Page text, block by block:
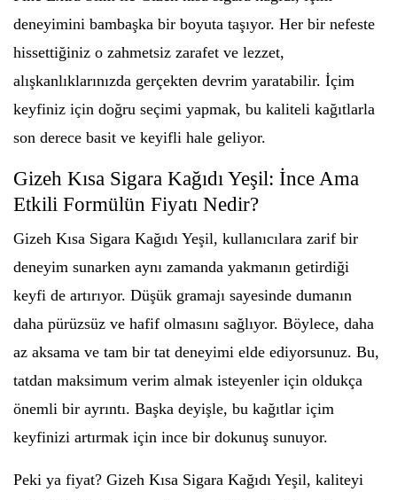
deneyimini bambaşka bir boyuta taşıyor. Her bir nefeste
hissettiğiniz o zahmetsiz zarafet ve lezzet,
alışkanlıklarınızda gerçekten devrim yaratabilir. İçim
keyfiniz için doğru seçimi yapmak, bu kaliteli kağıtlarla
son derece basit ve keyifli hale geliyor.
Gizeh Kısa Sigara Kağıdı Yeşil: İnce Ama
Etkili Formülün Fiyatı Nedir?
Gizeh Kısa Sigara Kağıdı Yeşil, kullanıcılara zarif bir
deneyim sunarken aynı zamanda yakmanın getirdiği
keyfi de artırıyor. Düşük gramajı sayesinde dumanın
daha pürüzsüz ve hafif olmasını sağlıyor. Böylece, daha
az aksama ve tam bir tat deneyimi elde ediyorsunuz. Bu,
tatdan maksimum verim almak isteyenler için oldukça
önemli bir ayrıntı. Başka deyişle, bu kağıtlar içim
keyfinizi artırmak için ince bir dokunuş sunuyor.
Peki ya fiyat? Gizeh Kısa Sigara Kağıdı Yeşil, kaliteyi